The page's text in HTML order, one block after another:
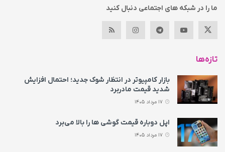
ما را در شبکه های اجتماعی دنبال کنید
تازه‌ها
بازار کامپیوتر در انتظار شوک جدید؛ احتمال افزایش
شدید قیمت مادربرد
اپل دوباره قیمت‌ گوشی ها را بالا می‌برد